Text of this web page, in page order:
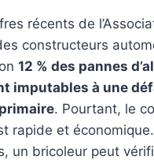
récents de
constructeurs
12 % des pannes
imputables à une
. Pourtant, le
rapide et
un bricoleur peut